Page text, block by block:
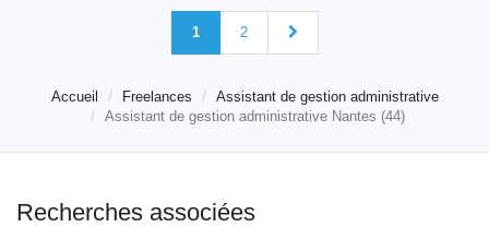
1 2
Accueil Freelances
Assistant de gestion administrative
Assistant de gestion administrative Nantes (44)
Recherches associées